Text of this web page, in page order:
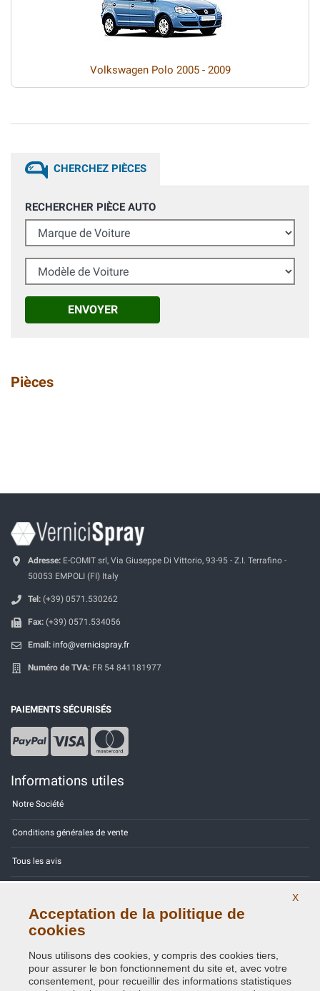
Volkswagen Polo 2005 - 2009
CHERCHEZ PIÈCES
RECHERCHER PIÈCE AUTO
Marque de Voiture
Modèle de Voiture
ENVOYER
Pièces
Adresse: E-COMIT srl, Via Giuseppe Di Vittorio, 93-95 - Z.I. Terrafino -
50053 EMPOLI (FI) Italy
Tel: (+39) 0571.530262
Fax: (+39) 0571.534056
Email: info@vernicispray.fr
Numéro de TVA: FR 54 841181977
PAIEMENTS SÉCURISÉS
Informations utiles
Notre Société
Conditions générales de vente
Tous les avis
Contactez-nous
Politique de confidentialité - RGPD
X
Acceptation de la politique de
cookies
Nous utilisons des cookies, y compris des cookies tiers,
pour assurer le bon fonctionnement du site et, avec votre
consentement, pour recueillir des informations statistiques